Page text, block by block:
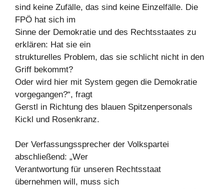
sind keine Zufälle, das sind keine Einzelfälle. Die
FPÖ hat sich im
Sinne der Demokratie und des Rechtsstaates zu
erklären: Hat sie ein
strukturelles Problem, das sie schlicht nicht in den
Griff bekommt?
Oder wird hier mit System gegen die Demokratie
vorgegangen?“, fragt
Gerstl in Richtung des blauen Spitzenpersonals
Kickl und Rosenkranz.
Der Verfassungssprecher der Volkspartei
abschließend: „Wer
Verantwortung für unseren Rechtsstaat
übernehmen will, muss sich